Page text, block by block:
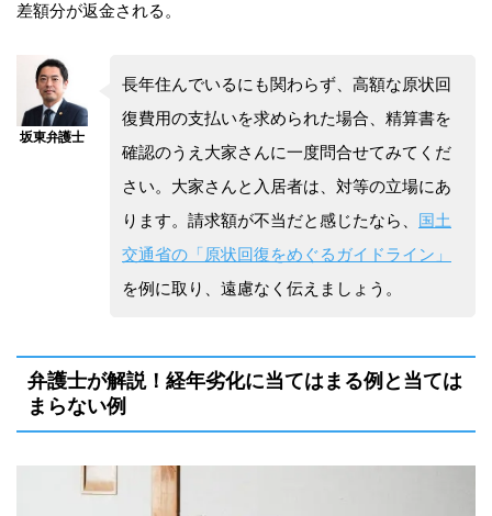
差額分が返金される。
長年住んでいるにも関わらず、高額な原状回
復費用の支払いを求められた場合、精算書を
確認のうえ大家さんに一度問合せてみてくだ
さい。大家さんと入居者は、対等の立場にあ
ります。請求額が不当だと感じたなら、 国土
交通省の「原状回復をめぐるガイドライン」
を例に取り、遠慮なく伝えましょう。
弁護士が解説！経年劣化に当てはまる例と当ては
まらない例